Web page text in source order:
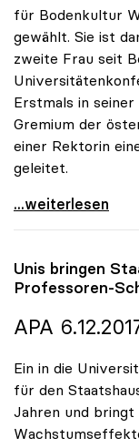
für Bodenkultur
gewählt. Sie ist
zweite Frau seit
Erstmals in seiner
Gremium der
einer Rektorin
geleitet.
Eva Blimlinger
...weiterlesen
Unis bringen
Professoren-
APA
Ein in die
für den
Jahren und bringt